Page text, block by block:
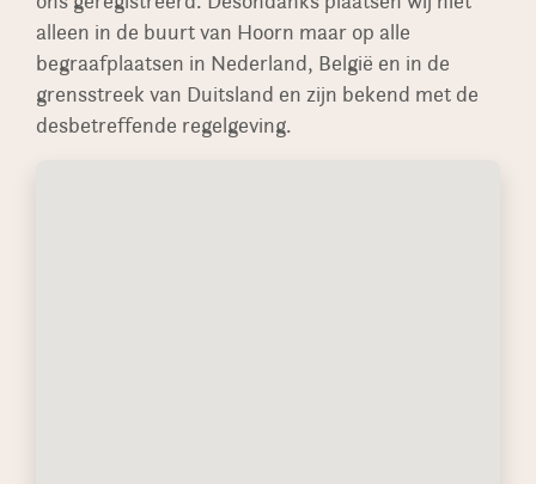
alleen in de buurt van Hoorn maar op alle
begraafplaatsen in Nederland, België en in de
grensstreek van Duitsland en zijn bekend met de
desbetreffende regelgeving.